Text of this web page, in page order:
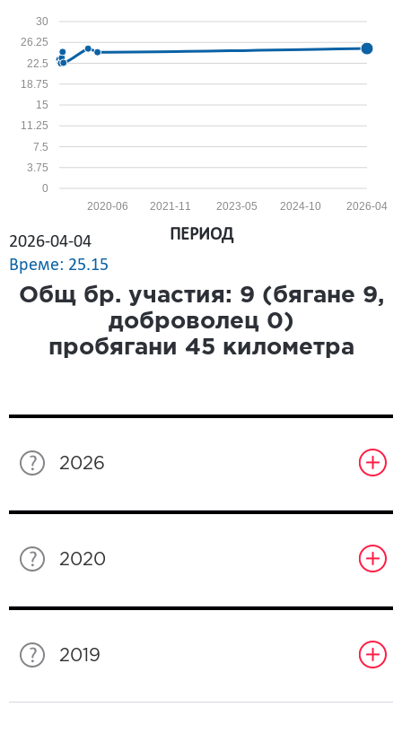
0
3.75
7.5
11.25
15
18.75
22.5
26.25
30
2026-04
2024-10
2023-05
2021-11
2020-06
2026-04-04
Време: 25.15
ПЕРИОД
Общ бр. участия: 9 (бягане 9,
доброволец 0)
пробягани 45 километра
2026
2020
2019